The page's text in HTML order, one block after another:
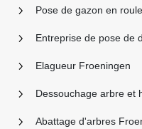
Pose de gazon en
Entreprise de pose de
Elagueur Froeningen
Dessouchage arbre et
Abattage d'arbres